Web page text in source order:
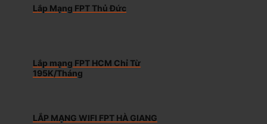
Lắp Mạng FPT Thủ Đức
Lắp mạng FPT HCM Chỉ Từ
195K/Tháng
LẮP MẠNG WIFI FPT HÀ GIANG